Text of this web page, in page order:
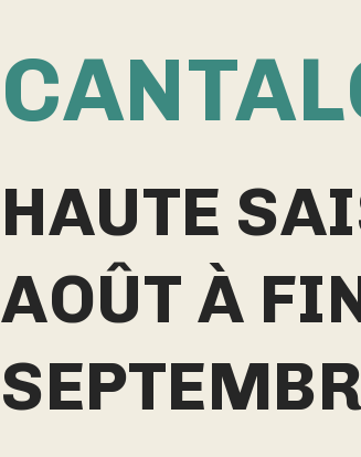
HAUTE
AOÛT À